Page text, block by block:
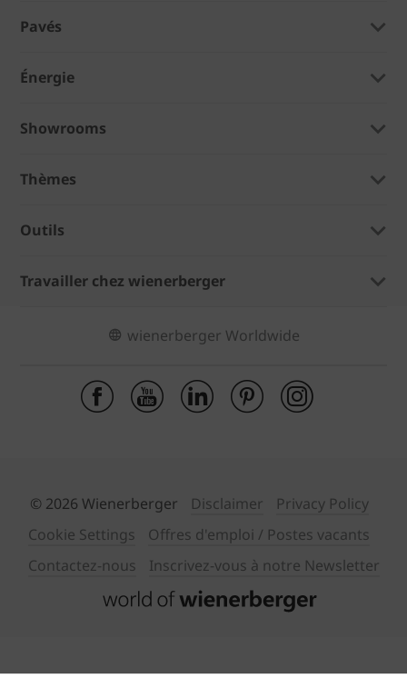
Pavés
Énergie
Showrooms
Thèmes
Outils
Travailler chez wienerberger
wienerberger Worldwide
© 2026 Wienerberger Disclaimer
Privacy Policy
Cookie Settings
Offres d'emploi / Postes vacants
Contactez-nous
Inscrivez-vous à notre Newsletter